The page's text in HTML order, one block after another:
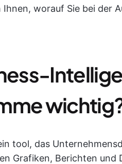
worauf Sie bei der
tool, das
Grafiken, Berichten und